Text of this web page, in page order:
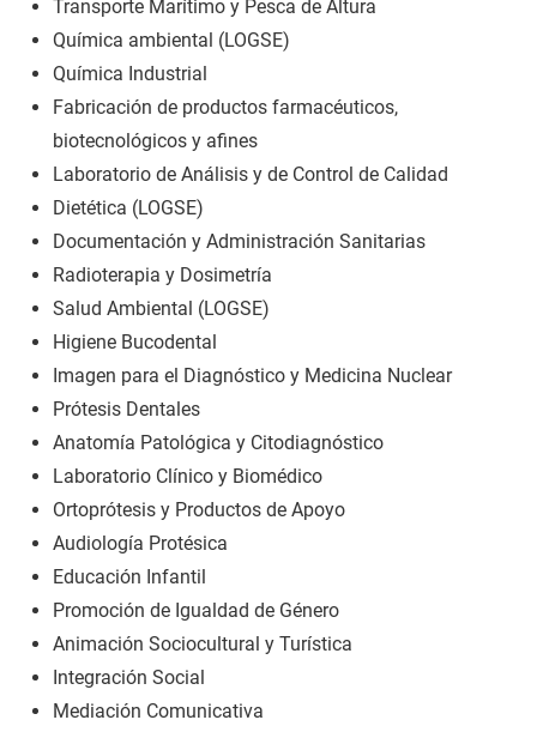
Transporte Marítimo y Pesca de Altura
Química ambiental (LOGSE)
Química Industrial
Fabricación de productos farmacéuticos,
biotecnológicos y afines
Laboratorio de Análisis y de Control de Calidad
Dietética (LOGSE)
Documentación y Administración Sanitarias
Radioterapia y Dosimetría
Salud Ambiental (LOGSE)
Higiene Bucodental
Imagen para el Diagnóstico y Medicina Nuclear
Prótesis Dentales
Anatomía Patológica y Citodiagnóstico
Laboratorio Clínico y Biomédico
Ortoprótesis y Productos de Apoyo
Audiología Protésica
Educación Infantil
Promoción de Igualdad de Género
Animación Sociocultural y Turística
Integración Social
Mediación Comunicativa